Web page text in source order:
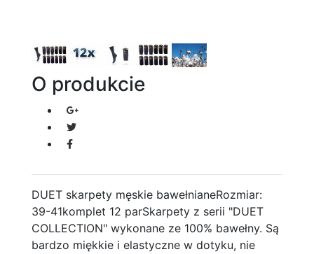
O produkcie
DUET skarpety męskie bawełnianeRozmiar:
39-41komplet 12 parSkarpety z serii "DUET
COLLECTION" wykonane ze 100% bawełny. Są
bardzo miękkie i elastyczne w dotyku, nie